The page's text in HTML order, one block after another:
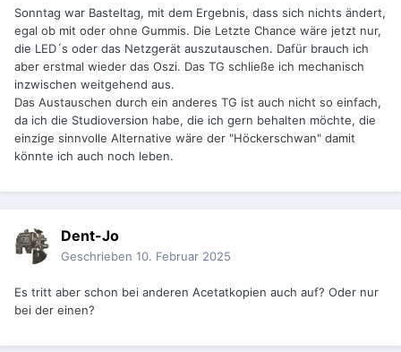
Sonntag war Basteltag, mit dem Ergebnis, dass sich nichts ändert,
egal ob mit oder ohne Gummis. Die Letzte Chance wäre jetzt nur,
die LED´s oder das Netzgerät auszutauschen. Dafür brauch ich
aber erstmal wieder das Oszi. Das TG schließe ich mechanisch
inzwischen weitgehend aus.
Das Austauschen durch ein anderes TG ist auch nicht so einfach,
da ich die Studioversion habe, die ich gern behalten möchte, die
einzige sinnvolle Alternative wäre der "Höckerschwan" damit
könnte ich auch noch leben.
Dent-Jo
Geschrieben 10. Februar 2025
Es tritt aber schon bei anderen Acetatkopien auch auf? Oder nur
bei der einen?